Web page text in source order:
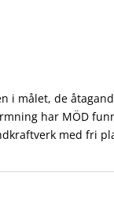
i målet, de
har MÖD
med fri